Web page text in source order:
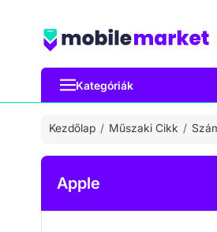
Kategóriák
Kezdőlap Műszaki Cikk
Apple